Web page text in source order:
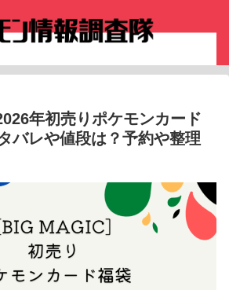
年初売りポケモンカード
バレや値段は？予約や整理